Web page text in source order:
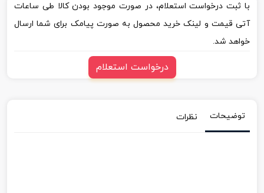
با ثبت درخواست استعلام، در صورت موجود بودن کالا طی ساعات
آتی قیمت و لینک خرید محصول به صورت پیامک برای شما ارسال
خواهد شد.
درخواست استعلام
توضیحات نظرات